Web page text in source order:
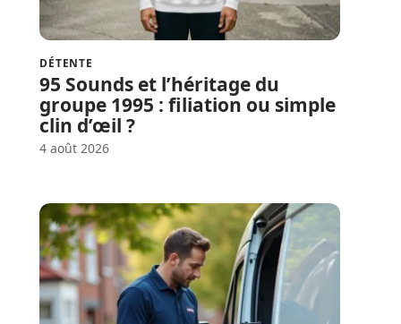
DÉTENTE
95 Sounds et l’héritage du
groupe 1995 : filiation ou simple
clin d’œil ?
4 août 2026